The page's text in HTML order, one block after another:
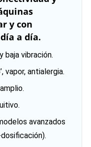
y con
a día.
baja vibración.
vapor, antialergia.
avanzados